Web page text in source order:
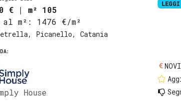
€ | m² 105
al m²:
1476 €/m²
Picanello, Catania
House